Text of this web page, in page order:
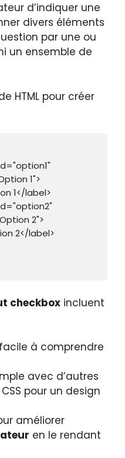
d’indiquer une
divers éléments
par une ou
un ensemble de
HTML pour créer
1">
1</label>
2">
2</label>
checkbox incluent
à comprendre
avec d’autres
pour un design
améliorer
en le rendant